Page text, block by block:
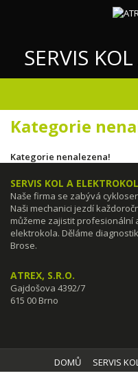
SERVIS
Kategorie
Kategorie nenalezena!
SERVIS KOL A
Naše firma se zabývá
Naši mechanici jezdí
můžeme zajistit profesionální
elektrokola. Děláme
Brose.
ATREX, S.R.O.
Gajdošova 4392/7
615 00 Brno
DOMŮ SERVIS